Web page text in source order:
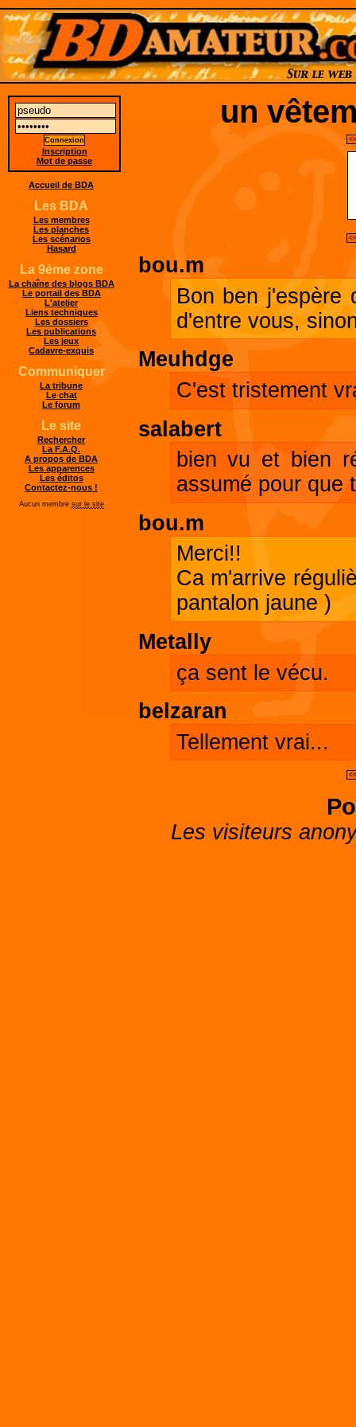
un
bou.m
Bon ben j'espère
d'entre vous,
Meuhdge
C'est tristement
salabert
bien vu et bien
assumé pour que
bou.m
Merci!!
Ca m'arrive
pantalon jaune )
Metally
ça sent le vécu.
belzaran
Tellement vrai...
Les visiteurs
Inscription
Mot de passe
Accueil de BDA
Les BDA
Les membres
Les planches
Les scénarios
Hasard
La 9ème zone
La chaîne des blogs BDA
Le portail des BDA
L'atelier
Liens techniques
Les dossiers
Les publications
Les jeux
Cadavre-exquis
Communiquer
La tribune
Le chat
Le forum
Le site
Rechercher
La F.A.Q.
A propos de BDA
Les apparences
Les éditos
Contactez-nous !
Aucun membre sur le site